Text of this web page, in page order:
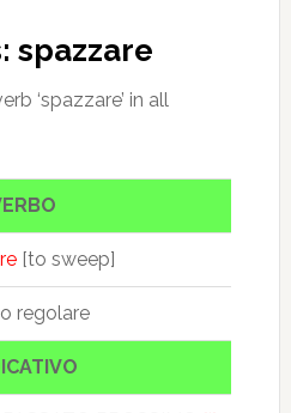
spazzare
‘spazzare’ in all
[to sweep]
regolare